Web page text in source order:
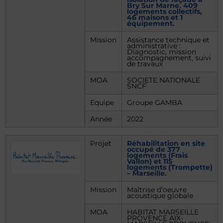
Bry Sur Marne. 409
logements collectifs,
46 maisons et 1
équipement.
Mission
Assistance technique et
administrative :
Diagnostic, mission
accompagnement, suivi
de travaux
MOA
SOCIETE NATIONALE
SNCF
Equipe
Groupe GAMBA
Année
2022
Projet Réhabilitation en site
occupé de 377
logements (Frais
Vallon) et 115
logements (Trompette)
– Marseille.
Mission
Maîtrise d’oeuvre
acoustique globale
MOA
HABITAT MARSEILLE
PROVENCE AIX-